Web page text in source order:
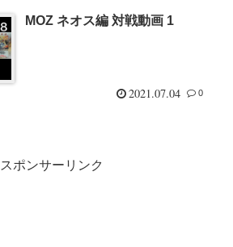
MOZ ネオス編 対戦動画 1
2021.07.04 0
スポンサーリンク